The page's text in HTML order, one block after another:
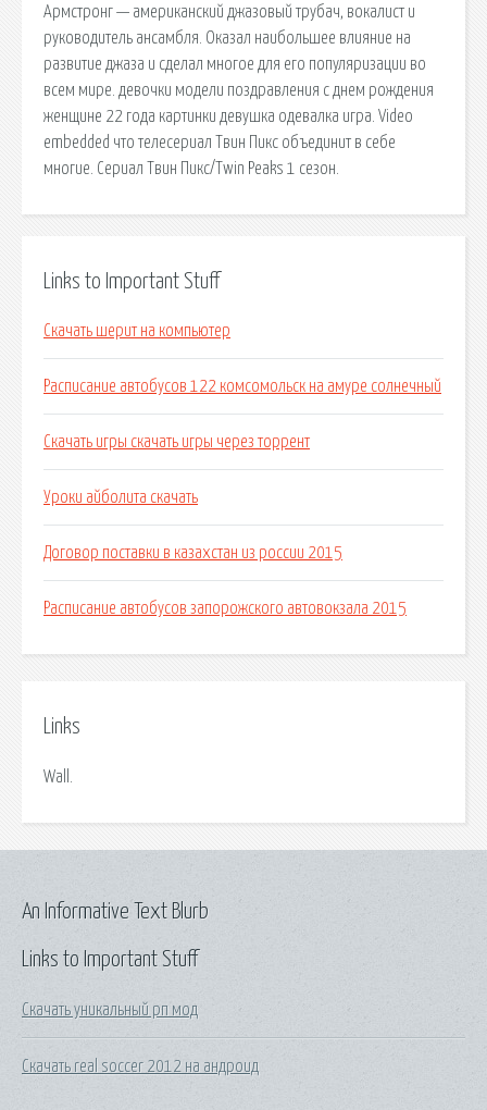
Армстронг — американский джазовый трубач, вокалист и
руководитель ансамбля. Оказал наибольшее влияние на
развитие джаза и сделал многое для его популяризации во
всем мире. девочки модели поздравления с днем рождения
женщине 22 года картинки девушка одевалка игра. Video
embedded что телесериал Твин Пикс объединит в себе
многие. Сериал Твин Пикс/Twin Peaks 1 сезон.
Links to Important Stuff
Скачать шерит на компьютер
Расписание автобусов 122 комсомольск на амуре солнечный
Скачать игры скачать игры через торрент
Уроки айболита скачать
Договор поставки в казахстан из россии 2015
Расписание автобусов запорожского автовокзала 2015
Links
Wall.
Links to Important Stuff
Скачать уникальный рп мод
Скачать real soccer 2012 на андроид
An Informative Text Blurb